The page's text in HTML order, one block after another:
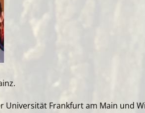
Universität Frankfurt am Main und